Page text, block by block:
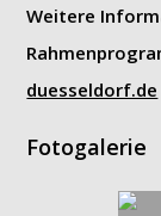
Weitere
duesseldorf.de
Fotogalerie